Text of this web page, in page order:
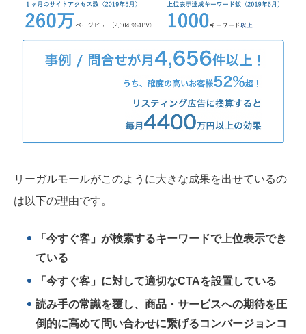
リーガルモールがこのように大きな成果を出せているの
は以下の理由です。
「今すぐ客」が検索するキーワードで上位表示でき
ている
「今すぐ客」に対して適切なCTAを設置している
読み手の常識を覆し、商品・サービスへの期待を圧
倒的に高めて問い合わせに繋げるコンバージョンコ